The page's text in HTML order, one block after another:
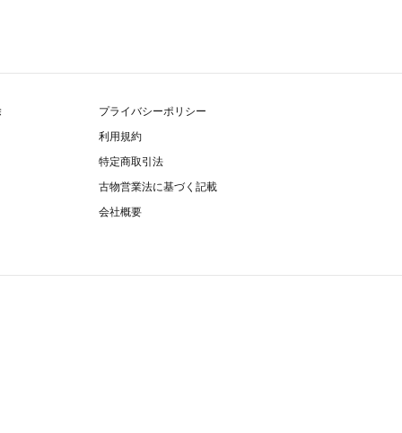
プライバシーポリシー
利用規約
特定商取引法
古物営業法に基づく記載
会社概要